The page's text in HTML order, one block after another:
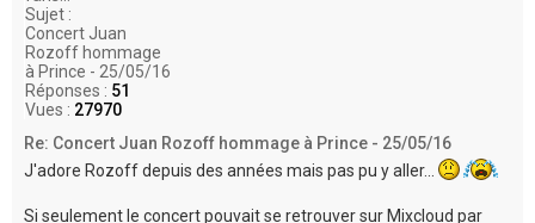
Sujet :
Concert Juan
Rozoff hommage
à Prince - 25/05/16
Réponses : 51
Vues : 27970
Re: Concert Juan Rozoff hommage à Prince - 25/05/16
J'adore Rozoff depuis des années mais pas pu y aller...
Si seulement le concert pouvait se retrouver sur Mixcloud par